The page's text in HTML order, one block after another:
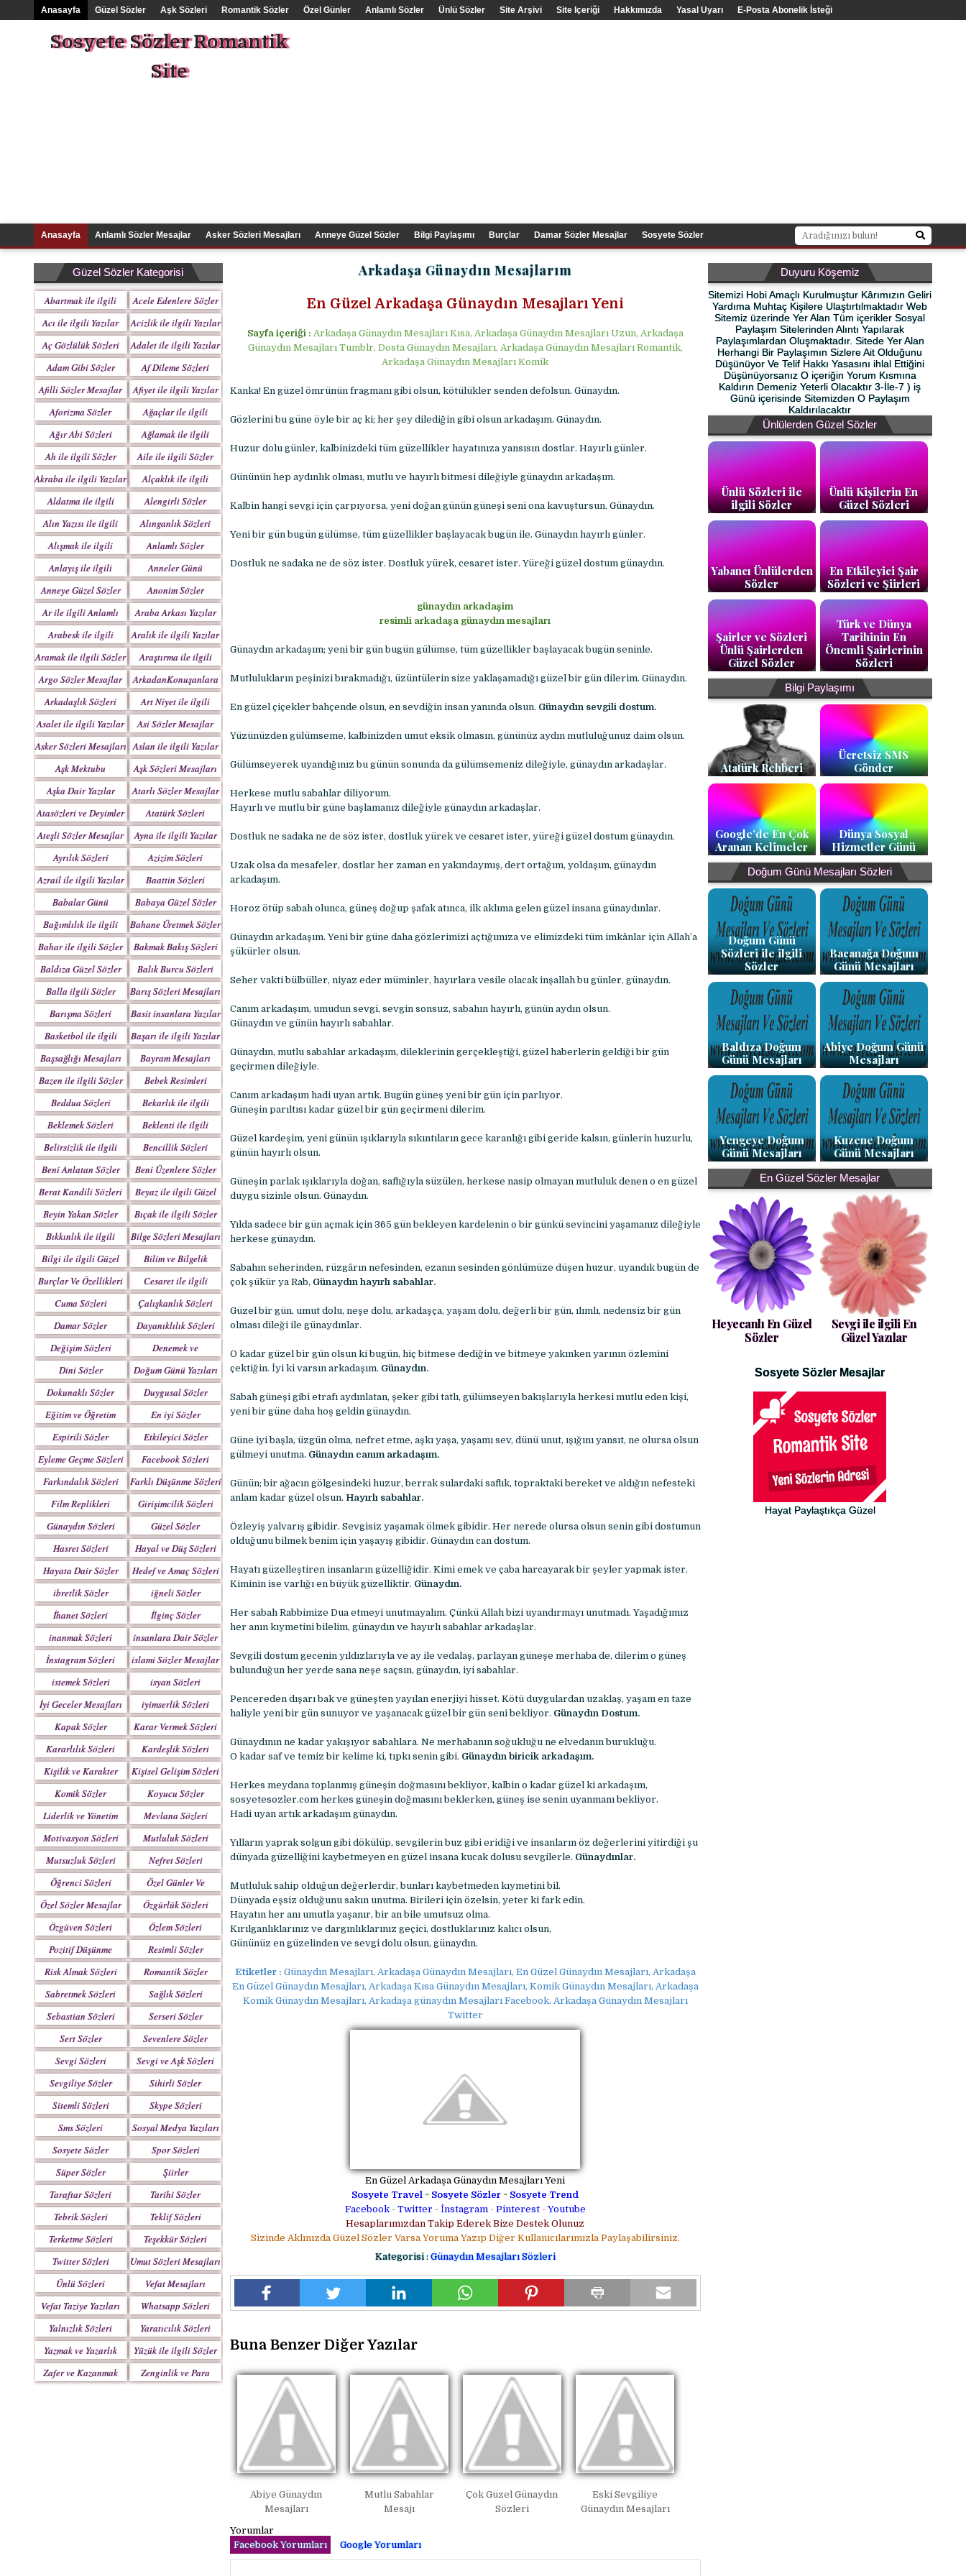
Anasayfa Güzel Sözler Aşk Sözleri Romantik Sözler Özel Günler Anlamlı Sözler Ünlü Sözler Site Arşivi Site Içeriği Hakkımızda Yasal Uyarı E-Posta Abonelik İsteği
Sosyete Sözler Romantik
Site
Anasayfa Anlamlı Sözler Mesajlar Asker Sözleri Mesajları Anneye Güzel Sözler Bilgi Paylaşımı Burçlar Damar Sözler Mesajlar Sosyete Sözler
Güzel Sözler Kategorisi
Abartmak ile ilgili
Yazılar
Acele Edenlere Sözler
Acı ile ilgili Yazılar
Acizlik ile ilgili Yazılar
Aç Gözlülük Sözleri
Adalet ile ilgili Yazılar
Adam Gibi Sözler
Mesajlar
Af Dileme Sözleri
Mesajları
Afilli Sözler Mesajlar
Afiyet ile ilgili Yazılar
Aforizma Sözler
Mesajlar
Ağaçlar ile ilgili
Yazılar
Ağır Abi Sözleri
Mesajları
Ağlamak ile ilgili
Yazılar
Ah ile ilgili Sözler
Aile ile ilgili Sözler
Akraba ile ilgili Yazılar
Alçaklık ile ilgili
Yazılar
Aldatma ile ilgili
Yazıları
Alengirli Sözler
Mesajlar
Alın Yazısı ile ilgili
Sözler
Alınganlık Sözleri
Alışmak ile ilgili
Yazılar
Anlamlı Sözler
Mesajlar
Anlayış ile ilgili
Yazılar
Anneler Günü
Mesajları
Anneye Güzel Sözler
Anonim Sözler
Ar ile ilgili Anlamlı
Sözler
Araba Arkası Yazılar
Arabesk ile ilgili
Yazılar
Aralık ile ilgili Yazılar
Aramak ile ilgili Sözler
Araştırma ile ilgili
Sözler
Argo Sözler Mesajlar
ArkadanKonuşanlara
Sözler
Arkadaşlık Sözleri
Mesajları
Art Niyet ile ilgili
Yazılar
Asalet ile ilgili Yazılar
Asi Sözler Mesajlar
Asker Sözleri Mesajları Aslan ile ilgili Yazılar
Aşk Mektubu
Mektupları
Aşk Sözleri Mesajları
Aşka Dair Yazılar
Atarlı Sözler Mesajlar
Atasözleri ve Deyimler
Atatürk Sözleri
Mesajları
Ateşli Sözler Mesajlar
Ayna ile ilgili Yazılar
Ayrılık Sözleri
Mesajları
Azizim Sözleri
Mesajları
Azrail ile ilgili Yazılar
Baattin Sözleri
Mesajları
Babalar Günü
Babaya Güzel Sözler
Bağımlılık ile ilgili
Yazılar
Bahane Üretmek Sözler
Bahar ile ilgili Sözler
Yazılar
Bakmak Bakış Sözleri
Baldıza Güzel Sözler
Balık Burcu Sözleri
Balla ilgili Sözler
Barış Sözleri Mesajları
Barışma Sözleri
Mesajları
Basit insanlara Yazılar
Basketbol ile ilgili
Sözler
Başarı ile ilgili Yazılar
Başsağlığı Mesajları
Bayram Mesajları
Sözleri
Bazen ile ilgili Sözler
Mesajlar
Bebek Resimleri
Beddua Sözleri
Mesajları
Bekarlık ile ilgili
Sözler
Beklemek Sözleri
Beklenti ile ilgili
Sözler
Belirsizlik ile ilgili
Sözler
Bencillik Sözleri
Mesajları
Beni Anlatan Sözler
Beni Üzenlere Sözler
Berat Kandili Sözleri
Mesajları
Beyaz ile ilgili Güzel
Sözler
Beyin Yakan Sözler
Bıçak ile ilgili Sözler
Bıkkınlık ile ilgili
Sözler
Bilge Sözleri Mesajları
Bilgi ile ilgili Güzel
Sözler
Bilim ve Bilgelik
Sözleri
Burçlar Ve Özellikleri
Cesaret ile ilgili
Yazılar
Cuma Sözleri
Çalışkanlık Sözleri
Damar Sözler
Dayanıklılık Sözleri
Değişim Sözleri
Denemek ve
Çabalamak Sözleri
Dini Sözler
Doğum Günü Yazıları
Dokunaklı Sözler
Duygusal Sözler
Eğitim ve Öğretim
Sözleri
En iyi Sözler
Espirili Sözler
Etkileyici Sözler
Eyleme Geçme Sözleri
Facebook Sözleri
Farkındalık Sözleri
Farklı Düşünme Sözleri
Film Replikleri
Girişimcilik Sözleri
Günaydın Sözleri
Güzel Sözler
Hasret Sözleri
Hayal ve Düş Sözleri
Hayata Dair Sözler
Hedef ve Amaç Sözleri
ibretlik Sözler
iğneli Sözler
İhanet Sözleri
İlginç Sözler
inanmak Sözleri
insanlara Dair Sözler
İnstagram Sözleri
islami Sözler Mesajlar
istemek Sözleri
isyan Sözleri
İyi Geceler Mesajları
iyimserlik Sözleri
Kapak Sözler
Karar Vermek Sözleri
Kararlılık Sözleri
Kardeşlik Sözleri
Kişilik ve Karakter
Sözleri
Kişisel Gelişim Sözleri
Komik Sözler
Koyucu Sözler
Liderlik ve Yönetim
Sözleri
Mevlana Sözleri
Motivasyon Sözleri
Mutluluk Sözleri
Mutsuzluk Sözleri
Nefret Sözleri
Öğrenci Sözleri
Özel Günler Ve
Haftalar
Özel Sözler Mesajlar
Özgürlük Sözleri
Özgüven Sözleri
Özlem Sözleri
Pozitif Düşünme
Sözleri
Resimli Sözler
Risk Almak Sözleri
Romantik Sözler
Sabretmek Sözleri
Sağlık Sözleri
Sebastian Sözleri
Serseri Sözler
Sert Sözler
Sevenlere Sözler
Sevgi Sözleri
Sevgi ve Aşk Sözleri
Sevgiliye Sözler
Sihirli Sözler
Sitemli Sözleri
Skype Sözleri
Sms Sözleri
Sosyal Medya Yazıları
Sosyete Sözler
Mesajlar
Spor Sözleri
Süper Sözler
Şiirler
Taraftar Sözleri
Tarihi Sözler
Tebrik Sözleri
Teklif Sözleri
Terketme Sözleri
Teşekkür Sözleri
Twitter Sözleri
Umut Sözleri Mesajları
Ünlü Sözleri
Vefat Mesajları
Vefat Taziye Yazıları
Whatsapp Sözleri
Yalnızlık Sözleri
Yaratıcılık Sözleri
Yazmak ve Yazarlık
Sözleri
Yüzük ile ilgili Sözler
Zafer ve Kazanmak
Sözleri
Zenginlik ve Para
Sözleri
Arkadaşa Günaydın Mesajlarım
En Güzel Arkadaşa Günaydın Mesajları Yeni
Sayfa içeriği : Arkadaşa Günaydın Mesajları Kısa, Arkadaşa Günaydın Mesajları Uzun, Arkadaşa
Günaydın Mesajları Tumblr, Dosta Günaydın Mesajları, Arkadaşa Günaydın Mesajları Romantik,
Arkadaşa Günaydın Mesajları Komik
Kanka! En güzel ömrünün fragmanı gibi olsun, kötülükler senden defolsun. Günaydın.
Gözlerini bu güne öyle bir aç ki; her şey dilediğin gibi olsun arkadaşım. Günaydın.
Huzur dolu günler, kalbinizdeki tüm güzellikler hayatınıza yansısın dostlar. Hayırlı günler.
Gününün hep aydınlık olması, mutlu ve hayırlı bitmesi dileğiyle günaydın arkadaşım.
Kalbin hangi sevgi için çarpıyorsa, yeni doğan günün güneşi seni ona kavuştursun. Günaydın.
Yeni bir gün bugün gülümse, tüm güzellikler başlayacak bugün ile. Günaydın hayırlı günler.
Dostluk ne sadaka ne de söz ister. Dostluk yürek, cesaret ister. Yüreği güzel dostum günaydın.
günaydın arkadaşim
resimli arkadaşa günaydın mesajları
Günaydın arkadaşım; yeni bir gün bugün gülümse, tüm güzellikler başlayacak bugün seninle.
Mutlulukların peşinizi bırakmadığı, üzüntülerin size yaklaşamadığı güzel bir gün dilerim. Günaydın.
En güzel çiçekler bahçende olsun, en sevdiğin insan yanında olsun. Günaydın sevgili dostum.
Yüzünüzden gülümseme, kalbinizden umut eksik olmasın, gününüz aydın mutluluğunuz daim olsun.
Gülümseyerek uyandığınız bu günün sonunda da gülümsemeniz dileğiyle, günaydın arkadaşlar.
Herkese mutlu sabahlar diliyorum.
Hayırlı ve mutlu bir güne başlamanız dileğiyle günaydın arkadaşlar.
Dostluk ne sadaka ne de söz ister, dostluk yürek ve cesaret ister, yüreği güzel dostum günaydın.
Uzak olsa da mesafeler, dostlar her zaman en yakındaymış, dert ortağım, yoldaşım, günaydın
arkadaşım.
Horoz ötüp sabah olunca, güneş doğup şafak atınca, ilk aklıma gelen güzel insana günaydınlar.
Günaydın arkadaşım. Yeni bir güne daha gözlerimizi açtığımıza ve elimizdeki tüm imkânlar için Allah’a
şükürler olsun.
Seher vakti bülbüller, niyaz eder müminler, hayırlara vesile olacak inşallah bu günler, günaydın.
Canım arkadaşım, umudun sevgi, sevgin sonsuz, sabahın hayırlı, günün aydın olsun.
Günaydın ve günün hayırlı sabahlar.
Günaydın, mutlu sabahlar arkadaşım, dileklerinin gerçekleştiği, güzel haberlerin geldiği bir gün
geçirmen dileğiyle.
Canım arkadaşım hadi uyan artık. Bugün güneş yeni bir gün için parlıyor.
Güneşin parıltısı kadar güzel bir gün geçirmeni dilerim.
Güzel kardeşim, yeni günün ışıklarıyla sıkıntıların gece karanlığı gibi geride kalsın, günlerin huzurlu,
günün hayırlı olsun.
Güneşin parlak ışıklarıyla doğan, saflığıyla süzülen, herkese nasip olmayan mutluluk denen o en güzel
duygu sizinle olsun. Günaydın.
Yılda sadece bir gün açmak için 365 gün bekleyen kardelenin o bir günkü sevincini yaşamanız dileğiyle
herkese günaydın.
Sabahın seherinden, rüzgârın nefesinden, ezanın sesinden gönlümüze düşen huzur, uyandık bugün de
çok şükür ya Rab, Günaydın hayırlı sabahlar.
Güzel bir gün, umut dolu, neşe dolu, arkadaşça, yaşam dolu, değerli bir gün, ılımlı, nedensiz bir gün
olması dileği ile günaydınlar.
O kadar güzel bir gün olsun ki bugün, hiç bitmese dediğin ve bitmeye yakınken yarının özlemini
çektiğin. İyi ki varsın arkadaşım. Günaydın.
Sabah güneşi gibi etrafı aydınlatan, şeker gibi tatlı, gülümseyen bakışlarıyla herkesi mutlu eden kişi,
yeni bir güne daha hoş geldin günaydın.
Güne iyi başla, üzgün olma, nefret etme, aşkı yaşa, yaşamı sev, dünü unut, ışığını yansıt, ne olursa olsun
gülmeyi unutma. Günaydın canım arkadaşım.
Günün; bir ağacın gölgesindeki huzur, berrak sulardaki saflık, topraktaki bereket ve aldığın nefesteki
anlam kadar güzel olsun. Hayırlı sabahlar.
Özleyiş yalvarış gibidir. Sevgisiz yaşamak ölmek gibidir. Her nerede olursa olsun senin gibi dostumun
olduğunu bilmek benim için yaşayış gibidir. Günaydın can dostum.
Hayatı güzelleştiren insanların güzelliğidir. Kimi emek ve çaba harcayarak bir şeyler yapmak ister.
Kiminin ise varlığı en büyük güzelliktir. Günaydın.
Her sabah Rabbimize Dua etmeyi unutmayalım. Çünkü Allah bizi uyandırmayı unutmadı. Yaşadığımız
her anın kıymetini bilelim, günaydın ve hayırlı sabahlar arkadaşlar.
Sevgili dostum gecenin yıldızlarıyla ve ay ile vedalaş, parlayan güneşe merhaba de, dilerim o güneş
bulunduğun her yerde sana neşe saçsın, günaydın, iyi sabahlar.
Pencereden dışarı bak ve güneşten yayılan enerjiyi hisset. Kötü duygulardan uzaklaş, yaşam en taze
haliyle yeni bir gün sunuyor ve yaşanacak güzel bir gün seni bekliyor. Günaydın Dostum.
Günaydının ne kadar yakışıyor sabahlara. Ne merhabanın soğukluğu ne elvedanın burukluğu.
O kadar saf ve temiz bir kelime ki, tıpkı senin gibi. Günaydın biricik arkadaşım.
Herkes meydana toplanmış güneşin doğmasını bekliyor, kalbin o kadar güzel ki arkadaşım,
sosyetesozler.com herkes güneşin doğmasını beklerken, güneş ise senin uyanmanı bekliyor.
Hadi uyan artık arkadaşım günaydın.
Yılların yaprak solgun gibi dökülüp, sevgilerin buz gibi eridiği ve insanların öz değerlerini yitirdiği şu
dünyada güzelliğini kaybetmeyen en güzel insana kucak dolusu sevgilerle. Günaydınlar.
Mutluluk sahip olduğun değerlerdir, bunları kaybetmeden kıymetini bil.
Dünyada eşsiz olduğunu sakın unutma. Birileri için özelsin, yeter ki fark edin.
Hayatın her anı umutla yaşanır, bir an bile umutsuz olma.
Kırılganlıklarınız ve dargınlıklarınız geçici, dostluklarınız kalıcı olsun,
Gününüz en güzelinden ve sevgi dolu olsun, günaydın.
Etiketler : Günaydın Mesajları, Arkadaşa Günaydın Mesajları, En Güzel Günaydın Mesajları, Arkadaşa
En Güzel Günaydın Mesajları, Arkadaşa Kısa Günaydın Mesajları, Komik Günaydın Mesajları, Arkadaşa
Komik Günaydın Mesajları, Arkadaşa günaydın Mesajları Facebook, Arkadaşa Günaydın Mesajları
Twitter
En Güzel Arkadaşa Günaydın Mesajları Yeni
Sosyete Travel ~ Sosyete Sözler ~ Sosyete Trend
Facebook- Twitter - İnstagram- Pinterest- Youtube
Hesaplarımızdan Takip Ederek Bize Destek Olunuz
Sizinde Aklınızda Güzel Sözler Varsa Yoruma Yazıp Diğer Kullanıcılarımızla Paylaşabilirsiniz.
Kategorisi : Günaydın Mesajları Sözleri
Buna Benzer Diğer Yazılar
Abiye Günaydın
Mesajları
Mutlu Sabahlar
Mesajı
Çok Güzel Günaydın
Sözleri
Eski Sevgiliye
Günaydın Mesajları
Yorumlar
Facebook Yorumları
Google Yorumları
Duyuru Köşemiz
Sitemizi Hobi Amaçlı Kurulmuştur Kârımızın Geliri
Yardıma Muhtaç Kişilere Ulaştırtılmaktadır Web
Sitemiz üzerinde Yer Alan Tüm içerikler Sosyal
Paylaşım Sitelerinden Alıntı Yapılarak
Paylaşımlardan Oluşmaktadır. Sitede Yer Alan
Herhangi Bir Paylaşımın Sizlere Ait Olduğunu
Düşünüyor Ve Telif Hakkı Yasasını ihlal Ettiğini
Düşünüyorsanız O içeriğin Yorum Kısmına
Kaldırın Demeniz Yeterli Olacaktır 3-İle-7 ) iş
Günü içerisinde Sitemizden O Paylaşım
Kaldırılacaktır
Ünlülerden Güzel Sözler
Ünlü Sözleri ile
ilgili Sözler
Ünlü Kişilerin En
Güzel Sözleri
Yabancı Ünlülerden
Sözler
En Etkileyici Şair
Sözleri ve Şiirleri
Şairler ve Sözleri
Ünlü Şairlerden
Güzel Sözler
Türk ve Dünya
Tarihinin En
Önemli Şairlerinin
Sözleri
Bilgi Paylaşımı
Atatürk Rehberi
Ücretsiz SMS
Gönder
Google’de En Çok
Aranan Kelimeler
Dünya Sosyal
Hizmetler Günü
Doğum Günü Mesajları Sözleri
Doğum Günü
Sözleri ile ilgili
Sözler
Bacanağa Doğum
Günü Mesajları
Baldıza Doğum
Günü Mesajları
Abiye Doğum Günü
Mesajları
Yengeye Doğum
Günü Mesajları
Kuzene Doğum
Günü Mesajları
En Güzel Sözler Mesajlar
Heyecanlı En Güzel
Sözler
Sevgi ile ilgili En
Güzel Yazılar
Sosyete Sözler Mesajlar
Hayat Paylaştıkça Güzel